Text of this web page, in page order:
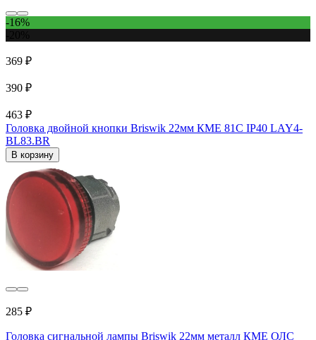
-16%
369 ₽
390 ₽
463 ₽
Головка двойной кнопки Briswik 22мм КМЕ 81С IP40 LAY4-
BL83.BR
В корзину
285 ₽
Головка сигнальной лампы Briswik 22мм металл КМЕ ОЛС